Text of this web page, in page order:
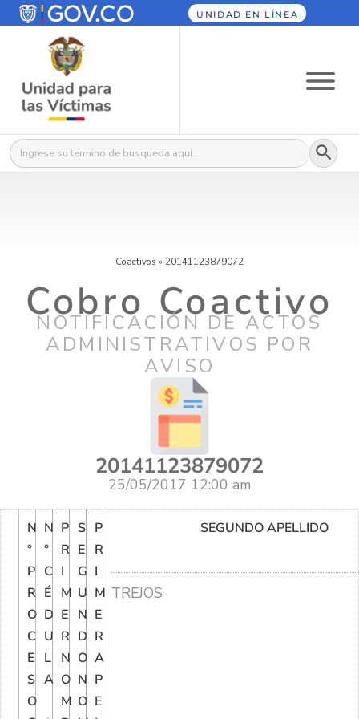
UNIDAD EN LÍNEA
Buscar: Botón
Coactivos » 20141123879072
Cobro Coactivo
NOTIFICACIÓN DE ACTOS
ADMINISTRATIVOS POR
AVISO
20141123879072
25/05/2017 12:00 am
N
°
P
R
O
C
E
S
O
N
°
C
É
D
U
L
A
P
R
I
M
E
R
N
O
M
S
E
G
U
N
D
O
N
O
P
R
I
M
E
R
A
P
E
SEGUNDO APELLIDO
TREJOS